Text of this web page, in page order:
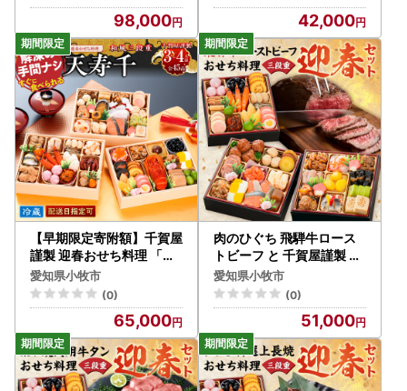
料理 [035S07]
98,000
35S28]
42,000
【早期限定寄附額】千賀屋
謹製 迎春おせち料理 「天
寿千」和風三段重 3～4人
前 全45品 冷蔵おせち料理
[035S27]
愛知県小牧市
(0)
65,000
肉のひぐち 飛騨牛ロース
トビーフ と 千賀屋謹製 迎
春おせち料理 和風三段重
「おもいやり」セット 3人
前 全38品 冷蔵おせち料理
愛知県小牧市
(0)
51,000